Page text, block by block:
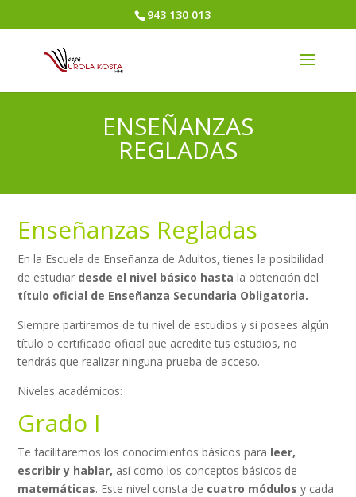
943 130 013
ENSEÑANZAS
REGLADAS
Enseñanzas Regladas
En la Escuela de Enseñanza de Adultos, tienes la posibilidad
de estudiar desde el nivel básico hasta la obtención del
título oficial de Enseñanza Secundaria Obligatoria.
Siempre partiremos de tu nivel de estudios y si posees algún
título o certificado oficial que acredite tus estudios, no
tendrás que realizar ninguna prueba de acceso.
Niveles académicos:
Grado I
Te facilitaremos los conocimientos básicos para leer,
escribir y hablar, así como los conceptos básicos de
matemáticas. Este nivel consta de cuatro módulos y cada